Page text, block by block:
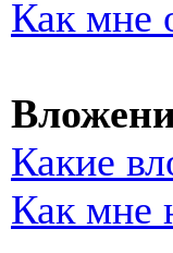
Как мне
Какие
Как мне